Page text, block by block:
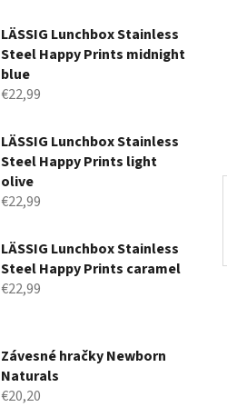
LÄSSIG Lunchbox Stainless
Steel Happy Prints midnight
blue
€22,99
LÄSSIG Lunchbox Stainless
Steel Happy Prints light
olive
€22,99
LÄSSIG Lunchbox Stainless
Steel Happy Prints caramel
€22,99
Závesné hračky Newborn
Naturals
€20,20